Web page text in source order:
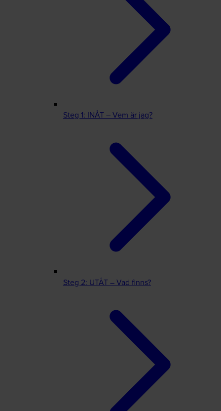
Steg 1: INÅT – Vem är jag?
Steg 2: UTÅT – Vad finns?